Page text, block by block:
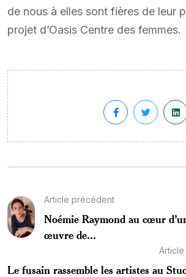
de nous à elles sont fières de leur
projet d’Oasis Centre des femmes.
Article précédent
Noémie Raymond au cœur
œuvre de...
Le fusain rassemble les artistes au